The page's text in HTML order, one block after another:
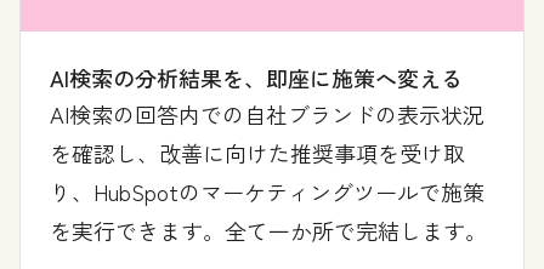
AI検索の分析結果を、即座に施策へ変える
AI検索の回答内での自社ブランドの表示状況
を確認し、改善に向けた推奨事項を受け取
り、HubSpotのマーケティングツールで施策
を実行できます。全て一か所で完結します。